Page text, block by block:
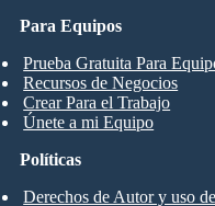
Para Equipos
Prueba Gratuita Para
Recursos de Negocios
Crear Para el Trabajo
Únete a mi Equipo
Políticas
Derechos de Autor y uso